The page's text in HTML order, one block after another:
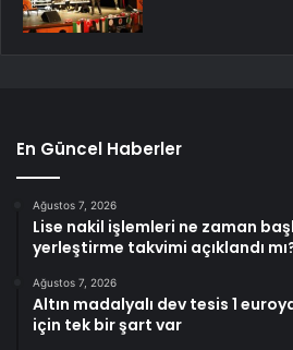
En Güncel Haberler
Ağustos 7, 2026
Lise nakil işlemleri ne zaman
yerleştirme takvimi açıklandı
Ağustos 7, 2026
Altın madalyalı dev tesis 1
için tek bir şart var